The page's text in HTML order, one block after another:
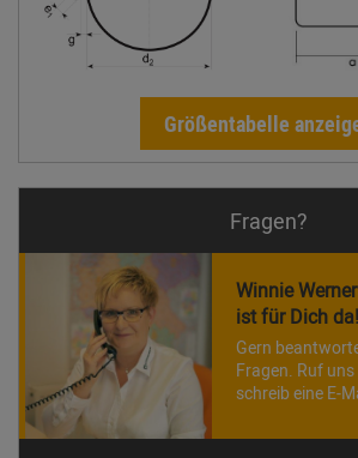
Größentabelle
Fragen?
Winnie Werner
ist für Dich da!
Gern
Fragen. Ruf
schreib eine E-